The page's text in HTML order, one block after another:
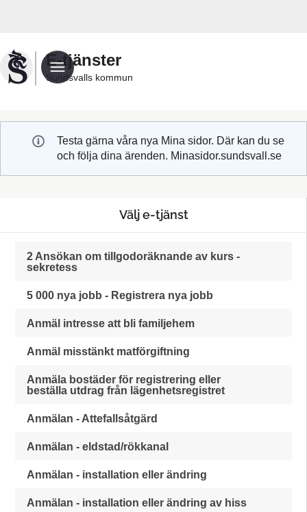
Sundsvalls
kommuns
e-
E-tjänster
Sundsvalls kommun
Testa gärna våra nya Mina sidor. Där kan du se
och följa dina ärenden. Minasidor.sundsvall.se
Välj e-tjänst
2 Ansökan om tillgodoräknande av kurs -
sekretess
5 000 nya jobb - Registrera nya jobb
Anmäl intresse att bli familjehem
Anmäl misstänkt matförgiftning
Anmäla bostäder för registrering eller
beställa utdrag från lägenhetsregistret
Anmälan - Attefallsåtgärd
Anmälan - eldstad/rökkanal
Anmälan - installation eller ändring
Anmälan - installation eller ändring av hiss